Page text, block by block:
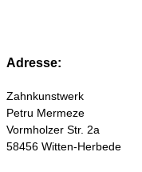
Adresse:
Zahnkunstwerk
Petru Mermeze
Vormholzer Str. 2a
58456 Witten-Herbede